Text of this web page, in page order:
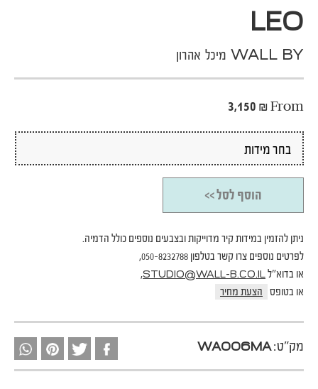
LEO
WALL BY מיכל אהרון
From
3,150 ₪
הוסף לסל >>
ניתן להזמין במידות קיר מדוייקות ובצבעים נוספים כולל הדמיה.
לפרטים נוספים צרו קשר בטלפון 050-8232788,
או בדוא"לSTUDIO@WALL-B.CO.IL
,
או בטופס
הצעת מחיר
מק"ט:WA006MA